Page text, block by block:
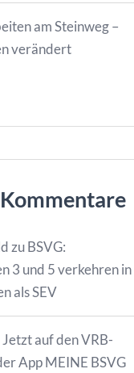
am Steinweg –
verändert
zuBSVG:
3 und 5 verkehren in
als SEV
Jetzt auf den VRB-
App MEINE BSVG